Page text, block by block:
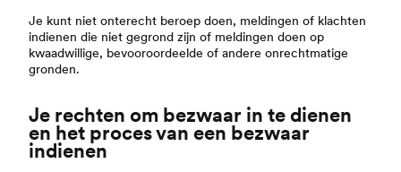
Je kunt niet onterecht beroep doen, meldingen of klachten
indienen die niet gegrond zijn of meldingen doen op
kwaadwillige, bevooroordeelde of andere onrechtmatige
gronden.
Je rechten om bezwaar in te dienen
en het proces van een bezwaar
indienen